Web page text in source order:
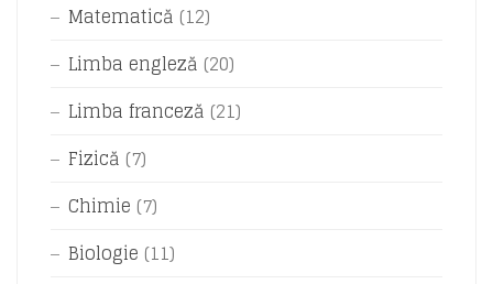
Matematică (12)
Limba engleză (20)
Limba franceză (21)
Fizică (7)
Chimie (7)
Biologie (11)